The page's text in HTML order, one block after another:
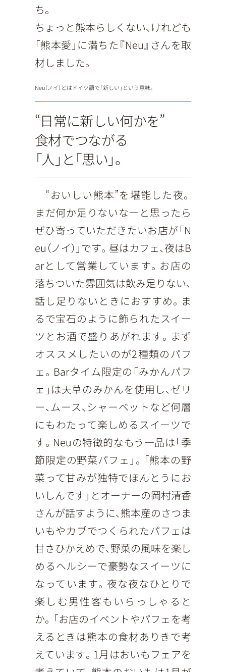
ち。
ちょっと熊本らしくない、けれども
「熊本愛」に満ちた『Neu』さんを取
材しました。
Neu（ノイ）とはドイツ語で「新しい」という意味。
“日常に新しい何かを”
食材でつながる
「人」と「思い」。
“おいしい熊本”を堪能した夜。
まだ何か足りないなーと思ったら
ぜひ寄っていただきたいお店が「N
eu（ノイ）」です。昼はカフェ、夜はB
arとして営業しています。お店の
落ちついた雰囲気は飲み足りない、
話し足りないときにおすすめ。ま
るで宝石のように飾られたスイー
ツとお酒で盛りあがれます。まず
オススメしたいのが2種類のパフ
ェ。Barタイム限定の「みかんパフ
ェ」は天草のみかんを使用し、ゼリ
ー、ムース、シャーベットなど何層
にもわたって楽しめるスイーツで
す。Neuの特徴的なもう一品は「季
節限定の野菜パフェ」。「熊本の野
菜って甘みが独特でほんとうにお
いしんです」とオーナーの岡村清香
さんが話すように、熊本産のさつま
いもやカブでつくられたパフェは
甘さひかえめで、野菜の風味を楽し
めるヘルシーで豪勢なスイーツに
なっています。夜な夜なひとりで
楽しむ男性客もいらっしゃると
か。「お店のイベントやパフェを考
えるときは熊本の食材ありきで考
えています。1月はおいもフェアを